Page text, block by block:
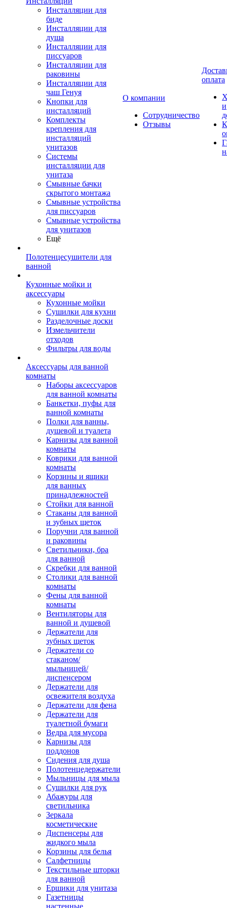
Инсталляции для
биде
Инсталляции для
душа
Инсталляции для
писсуаров
Инсталляции для
раковины
Инсталляции для
чаш Генуя
Кнопки для
инсталляций
Комплекты
крепления для
инсталляций
унитазов
Системы
инсталляции для
унитаза
Смывные бачки
скрытого монтажа
Смывные устройства
для писсуаров
Смывные устройства
для унитазов
Ещё
Полотенцесушители для
ванной
Кухонные мойки и
аксессуары
Кухонные мойки
Сушилки для кухни
Разделочные доски
Измельчители
отходов
Фильтры для воды
Аксессуары для ванной
комнаты
Наборы аксессуаров
для ванной комнаты
Банкетки, пуфы для
ванной комнаты
Полки для ванны,
душевой и туалета
Карнизы для ванной
комнаты
Коврики для ванной
комнаты
Корзины и ящики
для ванных
принадлежностей
Стойки для ванной
Стаканы для ванной
и зубных щеток
Поручни для ванной
и раковины
Светильники, бра
для ванной
Скребки для ванной
Столики для ванной
комнаты
Фены для ванной
комнаты
Вентиляторы для
ванной и душевой
Держатели для
зубных щеток
Держатели со
стаканом/
мыльницей/
диспенсером
Держатели для
освежителя воздуха
Держатели для фена
Держатели для
туалетной бумаги
Ведра для мусора
Карнизы для
поддонов
Сидения для душа
Полотенцедержатели
Мыльницы для мыла
Сушилки для рук
Абажуры для
светильника
Зеркала
косметические
Диспенсеры для
жидкого мыла
Корзины для белья
Салфетницы
Текстильные шторки
для ванной
Ершики для унитаза
Газетницы
настенные
О компании
Сотрудничество
Отзывы
оплата
и